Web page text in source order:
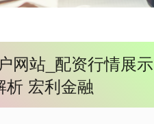
网站_配资行情展示
析 宏利金融